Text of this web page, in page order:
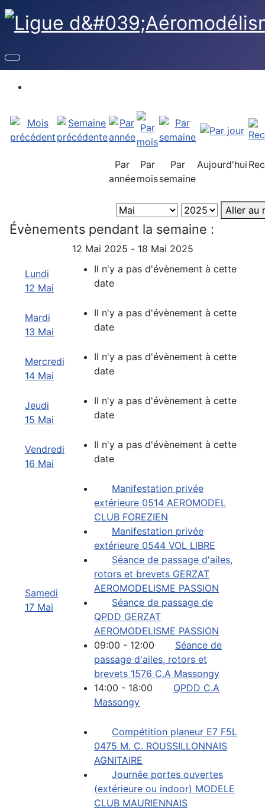
Par
année
Par
mois
Par
semaine
Aujourd'hui
Aller au
Évènements pendant la semaine :
12 Mai 2025 - 18 Mai 2025
Lundi
12 Mai
Il n'y a pas d'évènement à cette
date
Mardi
13 Mai
Il n'y a pas d'évènement à cette
date
Mercredi
14 Mai
Il n'y a pas d'évènement à cette
date
Jeudi
15 Mai
Il n'y a pas d'évènement à cette
date
Vendredi
16 Mai
Il n'y a pas d'évènement à cette
date
Samedi
17 Mai
Manifestation privée
extérieure 0514 AEROMODEL
CLUB FOREZIEN
Manifestation privée
extérieure 0544 VOL LIBRE
Séance de passage d'ailes,
rotors et brevets GERZAT
AEROMODELISME PASSION
Séance de passage de
QPDD GERZAT
AEROMODELISME PASSION
09:00 - 12:00 Séance de
passage d'ailes, rotors et
brevets 1576 C.A Massongy
14:00 - 18:00 QPDD C.A
Massongy
Compétition planeur E7 F5L
0475 M. C. ROUSSILLONNAIS
AGNITAIRE
Journée portes ouvertes
(extérieure ou indoor) MODELE
CLUB MAURIENNAIS